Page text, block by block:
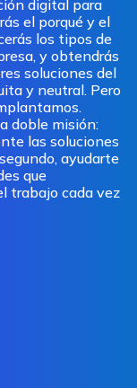
digital para
el porqué y el
los tipos de
y obtendrás
soluciones del
y neutral. Pero
doble misión:
las soluciones
ayudarte
que
trabajo cada vez